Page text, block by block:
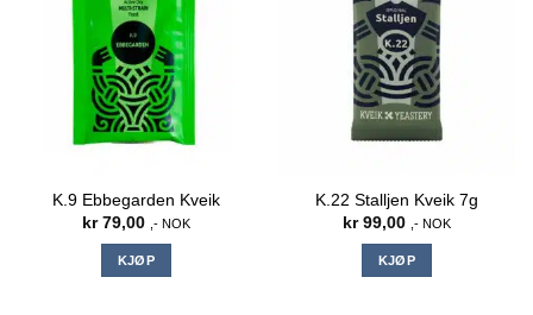
K.9 Ebbegarden Kveik
kr79,00 ,- NOK
KJØP
K.22 Stalljen Kveik 7g
kr99,00 ,- NOK
KJØP